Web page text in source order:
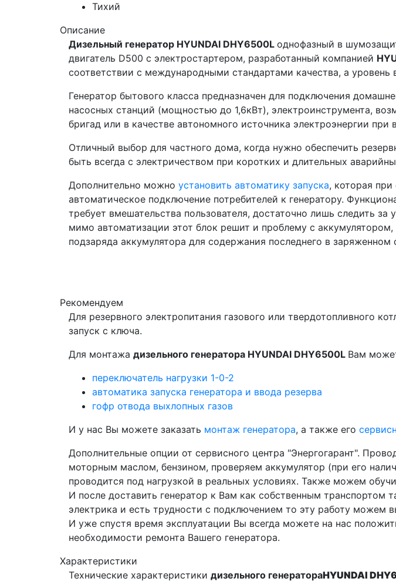
Тихий
Описание
Дизельный генератор HYUNDAI DHY6500L однофазный в
двигатель D500 с электростартером, разработанный компанией
соответствии с международными стандартами качества, а
Генератор бытового класса предназначен для подключения
насосных станций (мощностью до 1,6кВт), электроинструмента,
бригад или в качестве автономного источника электроэнергии при
Отличный выбор для частного дома, когда нужно обеспечить
быть всегда с электричеством при коротких и длительных
Дополнительно можно установить автоматику запуска, которая при
автоматическое подключение потребителей к генератору.
требует вмешательства пользователя, достаточно лишь следить
мимо автоматизации этот блок решит и проблему с
подзаряда аккумулятора для содержания последнего в заряженном
Рекомендуем
Для резервного электропитания газового или твердотопливного
запуск с ключа.
Для монтажа дизельного генератора HYUNDAI DHY6500L Вам
переключатель нагрузки 1-0-2
автоматика запуска генератора и ввода резерва
гофр отвода выхлопных газов
И у нас Вы можете заказать монтаж генератора, а также его
Дополнительные опции от сервисного центра "Энергогарант".
моторным маслом, бензином, проверяем аккумулятор (при его
проводится под нагрузкой в реальных условиях. Также можем
И после доставить генератор к Вам как собственным транспортом
электрика и есть трудности с подключением то эту работу можем
И уже спустя время эксплуатации Вы всегда можете на нас
необходимости ремонта Вашего генератора.
Характеристики
Технические характеристики дизельного генератораHYUNDAI